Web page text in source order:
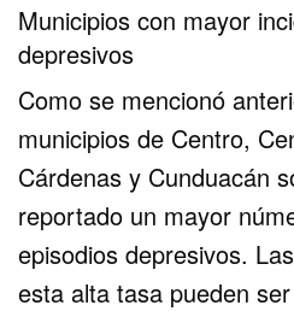
Municipios con mayor
depresivos
Como se mencionó
municipios de Centro,
Cárdenas y Cunduacán
reportado un mayor
episodios depresivos.
esta alta tasa pueden